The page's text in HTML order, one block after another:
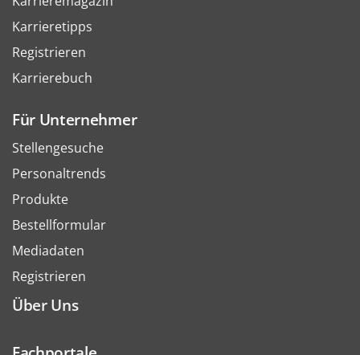
Karrieretipps
Registrieren
Karrierebuch
Für Unternehmer
Stellengesuche
Personaltrends
Produkte
Bestellformular
Mediadaten
Registrieren
Über Uns